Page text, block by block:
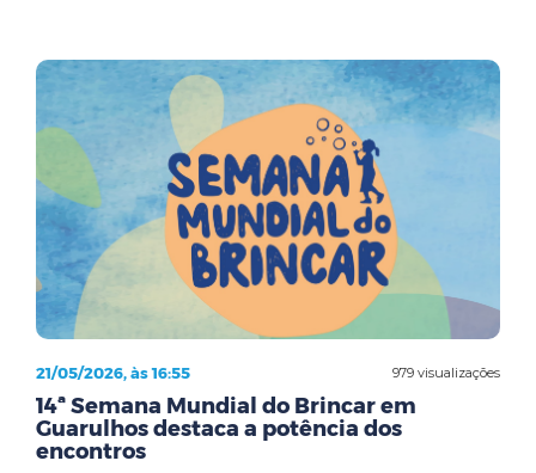
979 visualizações
21/05/2026, às 16:55
14ª Semana Mundial do Brincar em
Guarulhos destaca a potência dos
encontros